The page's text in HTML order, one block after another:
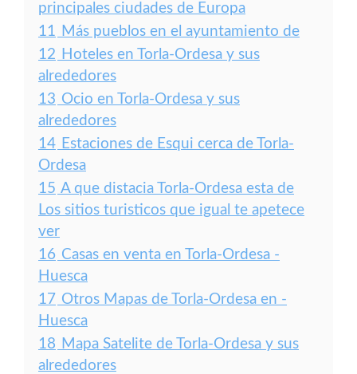
principales ciudades de Europa
11 Más pueblos en el ayuntamiento de
12 Hoteles en Torla-Ordesa y sus
alrededores
13 Ocio en Torla-Ordesa y sus
alrededores
14 Estaciones de Esqui cerca de Torla-
Ordesa
15 A que distacia Torla-Ordesa esta de
Los sitios turisticos que igual te apetece
ver
16 Casas en venta en Torla-Ordesa -
Huesca
17 Otros Mapas de Torla-Ordesa en -
Huesca
18 Mapa Satelite de Torla-Ordesa y sus
alrededores